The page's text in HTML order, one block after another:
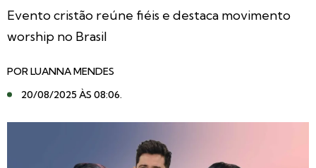
Evento cristão reúne fiéis e destaca movimento
worship no Brasil
PORLUANNA MENDES
20/08/2025 ÀS 08:06.